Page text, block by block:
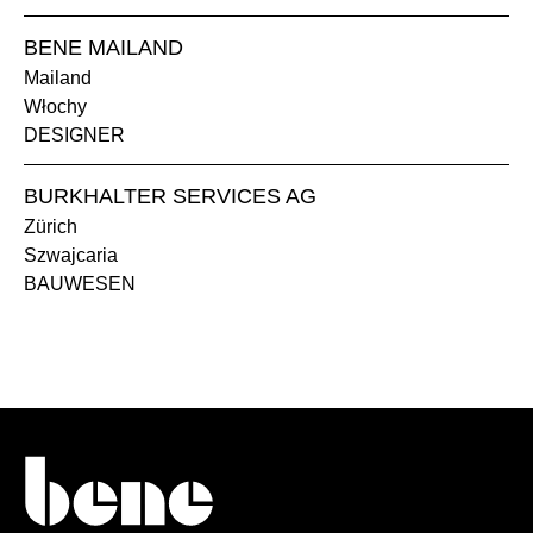
BENE MAILAND
Mailand
Włochy
DESIGNER
BURKHALTER SERVICES AG
Zürich
Szwajcaria
BAUWESEN